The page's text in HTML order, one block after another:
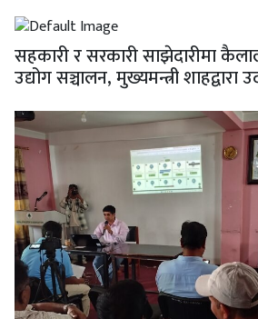
सहकारी र सरकारी साझेदारीमा
उद्योग सञ्चालन, मुख्यमन्त्री शाहद्वारा